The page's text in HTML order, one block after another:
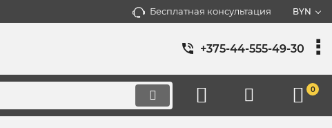
Бесплатная консультация BYN
+375-44-555-49-30
0